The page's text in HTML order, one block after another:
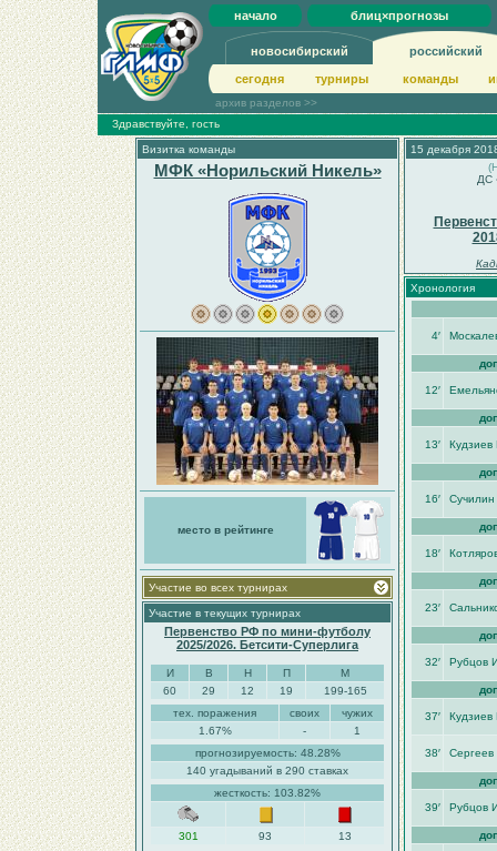
начало блиц×прогнозы
новосибирский российский
сегодня турниры команды
архив разделов >>
Здравствуйте, гость
Визитка команды
МФК «Норильский Никель»
место в рейтинге
Участие во всех турнирах
Участие в текущих турнирах
Первенство РФ по мини-футболу
2025/2026. Бетсити-Суперлига
И В Н П
М
60
29 12 19
199-165
тех. поражения
своих
чужих
1.67%
-
1
прогнозируемость: 48.28%
140 угадываний в 290 ставках
жесткость: 103.82%
301 93 13
15 декабря
ДС
Хронология
4′
12′
13′ Кудзиев
16′ Сучилин
18′
23′
32′ Рубцов
37′ Кудзиев
38′ Сергеев
39′ Рубцов